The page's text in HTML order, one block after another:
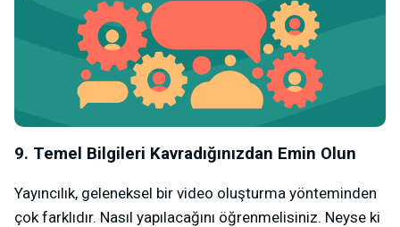
9. Temel Bilgileri Kavradığınızdan Emin Olun
Yayıncılık, geleneksel bir video oluşturma yönteminden
çok farklıdır. Nasıl yapılacağını öğrenmelisiniz. Neyse ki